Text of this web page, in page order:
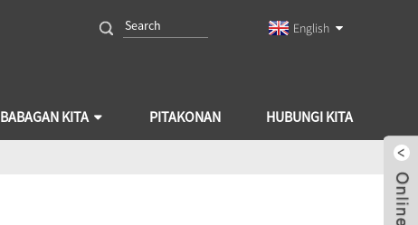
English
BABAGAN KITA PITAKONAN HUBUNGI KITA